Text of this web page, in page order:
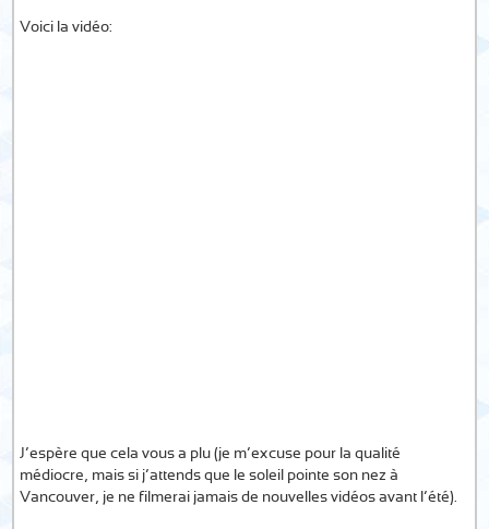
Voici la vidéo:
J’espère que cela vous a plu (je m’excuse pour la qualité
médiocre, mais si j’attends que le soleil pointe son nez à
Vancouver, je ne filmerai jamais de nouvelles vidéos avant l’été).